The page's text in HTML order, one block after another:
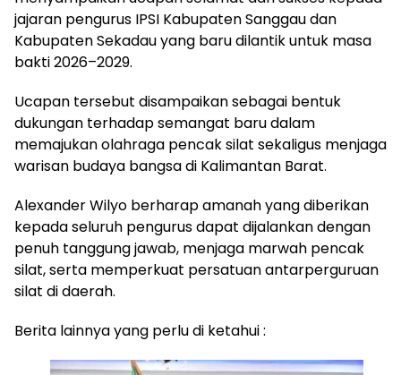
jajaran pengurus IPSI Kabupaten Sanggau dan
Kabupaten Sekadau yang baru dilantik untuk masa
bakti 2026–2029.
Ucapan tersebut disampaikan sebagai bentuk
dukungan terhadap semangat baru dalam
memajukan olahraga pencak silat sekaligus menjaga
warisan budaya bangsa di Kalimantan Barat.
Alexander Wilyo berharap amanah yang diberikan
kepada seluruh pengurus dapat dijalankan dengan
penuh tanggung jawab, menjaga marwah pencak
silat, serta memperkuat persatuan antarperguruan
silat di daerah.
Berita lainnya yang perlu di ketahui :